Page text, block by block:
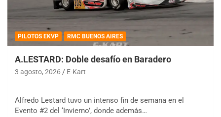
PILOTOS EKVP RMC BUENOS AIRES
A.LESTARD: Doble desafío en Baradero
3 agosto, 2026 E-Kart
Alfredo Lestard tuvo un intenso fin de semana en el
Evento #2 del ‘Invierno’, donde además…